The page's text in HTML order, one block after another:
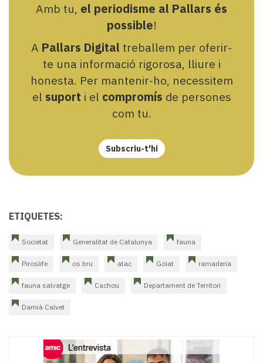
Amb tu, el periodisme al Pallars és
possible!
A Pallars Digital treballem per oferir-
te una informació rigorosa, lliure i
honesta. Per mantenir-ho, necessitem
el suport i el compromís de persones
com tu.
Subscriu-t'hi
ETIQUETES:
Societat Generalitat de Catalunya fauna
Piroslife os bru atac Goiat ramaderia
fauna salvatge Cachou Departament de Territori
Damià Calvet